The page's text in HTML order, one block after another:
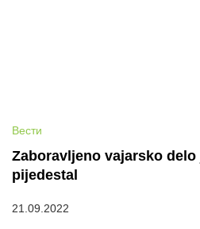
Вести
Zaboravljeno vajarsko
pijedestal
21.09.2022